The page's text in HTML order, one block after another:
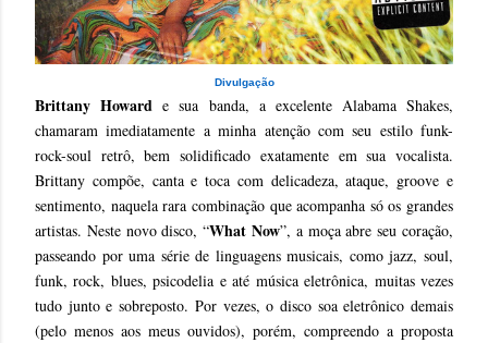
Divulgação
Brittany Howard e sua banda, a excelente Alabama Shakes,
chamaram imediatamente a minha atenção com seu estilo funk-
rock-soul retrô, bem solidificado exatamente em sua vocalista.
Brittany compõe, canta e toca com delicadeza, ataque, groove e
sentimento, naquela rara combinação que acompanha só os grandes
artistas. Neste novo disco, “What Now”, a moça abre seu coração,
passeando por uma série de linguagens musicais, como jazz, soul,
funk, rock, blues, psicodelia e até música eletrônica, muitas vezes
tudo junto e sobreposto. Por vezes, o disco soa eletrônico demais
(pelo menos aos meus ouvidos), porém, compreendo a proposta